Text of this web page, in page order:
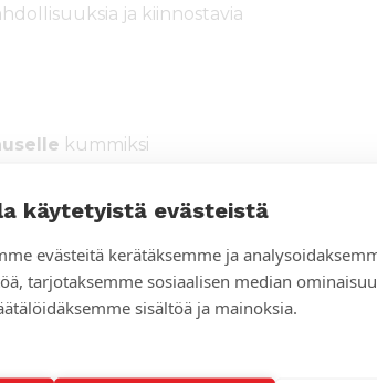
käytetyistä evästeistä
evästeitä kerätäksemme ja
tarjotaksemme sosiaalisen median
sisältöä ja mainoksia.
ja kiinnostavia
kummiksi
miljoonista
niin yhä useampi lapsi saa
kummityö on
perille, Päivi sanoo.
jälkeinen